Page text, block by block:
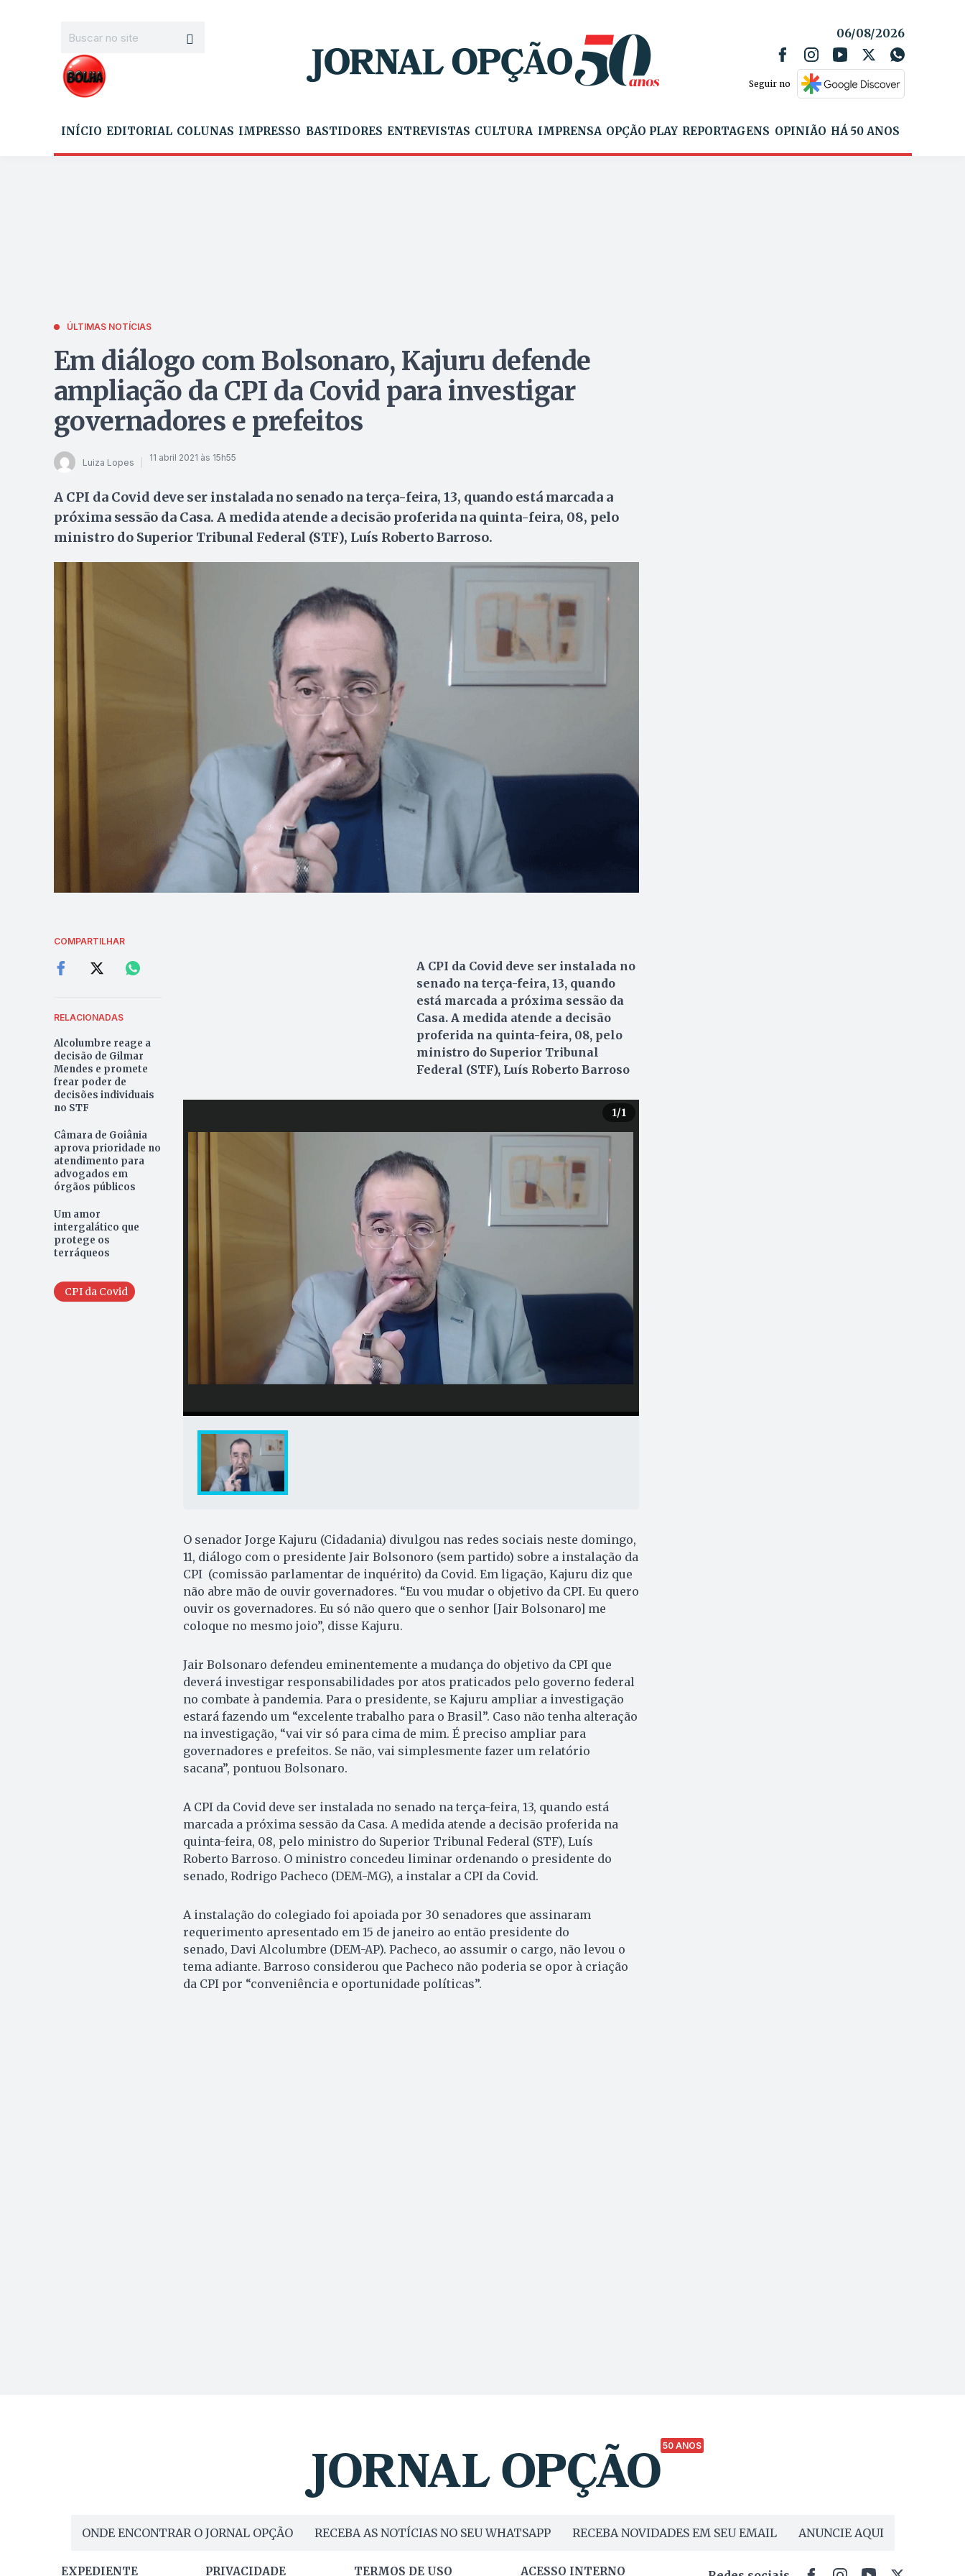
06/08/2026
Seguir no
INÍCIO EDITORIAL COLUNAS IMPRESSO BASTIDORES ENTREVISTAS CULTURA IMPRENSA OPÇÃO PLAY REPORTAGENS OPINIÃO HÁ 50 ANOS
ÚLTIMAS NOTÍCIAS
Em diálogo com Bolsonaro, Kajuru defende
ampliação da CPI da Covid para investigar
governadores e prefeitos
Luiza Lopes 11 abril 2021 às 15h55
A CPI da Covid deve ser instalada no senado na terça-feira, 13, quando está marcada a
próxima sessão da Casa. A medida atende a decisão proferida na quinta-feira, 08, pelo
ministro do Superior Tribunal Federal (STF), Luís Roberto Barroso.
COMPARTILHAR
RELACIONADAS
Alcolumbre reage a
decisão de Gilmar
Mendes e promete
frear poder de
decisões individuais
no STF
Câmara de Goiânia
aprova prioridade no
atendimento para
advogados em
órgãos públicos
Um amor
intergalático que
protege os
terráqueos
CPI da Covid
A CPI da Covid deve ser instalada no
senado na terça-feira, 13, quando
está marcada a próxima sessão da
Casa. A medida atende a decisão
proferida na quinta-feira, 08, pelo
ministro do Superior Tribunal
Federal (STF), Luís Roberto Barroso
1/1
O senador Jorge Kajuru (Cidadania) divulgou nas redes sociais neste domingo,
11, diálogo com o presidente Jair Bolsonoro (sem partido) sobre a instalação da
CPI (comissão parlamentar de inquérito) da Covid. Em ligação, Kajuru diz que
não abre mão de ouvir governadores. “Eu vou mudar o objetivo da CPI. Eu quero
ouvir os governadores. Eu só não quero que o senhor [Jair Bolsonaro] me
coloque no mesmo joio”, disse Kajuru.
Jair Bolsonaro defendeu eminentemente a mudança do objetivo da CPI que
deverá investigar responsabilidades por atos praticados pelo governo federal
no combate à pandemia. Para o presidente, se Kajuru ampliar a investigação
estará fazendo um “excelente trabalho para o Brasil”. Caso não tenha alteração
na investigação, “vai vir só para cima de mim. É preciso ampliar para
governadores e prefeitos. Se não, vai simplesmente fazer um relatório
sacana”, pontuou Bolsonaro.
A CPI da Covid deve ser instalada no senado na terça-feira, 13, quando está
marcada a próxima sessão da Casa. A medida atende a decisão proferida na
quinta-feira, 08, pelo ministro do Superior Tribunal Federal (STF), Luís
Roberto Barroso. O ministro concedeu liminar ordenando o presidente do
senado, Rodrigo Pacheco (DEM-MG), a instalar a CPI da Covid.
A instalação do colegiado foi apoiada por 30 senadores que assinaram
requerimento apresentado em 15 de janeiro ao então presidente do
senado, Davi Alcolumbre (DEM-AP). Pacheco, ao assumir o cargo, não levou o
tema adiante. Barroso considerou que Pacheco não poderia se opor à criação
da CPI por “conveniência e oportunidade políticas”.
50 ANOS
ONDE ENCONTRAR O JORNAL OPÇÃO RECEBA AS NOTÍCIAS NO SEU WHATSAPP RECEBA NOVIDADES EM SEU EMAIL ANUNCIE AQUI
EXPEDIENTE PRIVACIDADE TERMOS DE USO ACESSO INTERNO